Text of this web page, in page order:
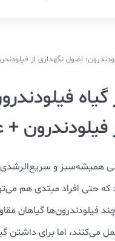
اصول نگهداری از
گیاه
فیلودندرون
همیشه‌سبز و
که حتی افراد مبتدی هم
فیلودندرون‌ها گیاهان
می‌کنند، اما برای داشتن